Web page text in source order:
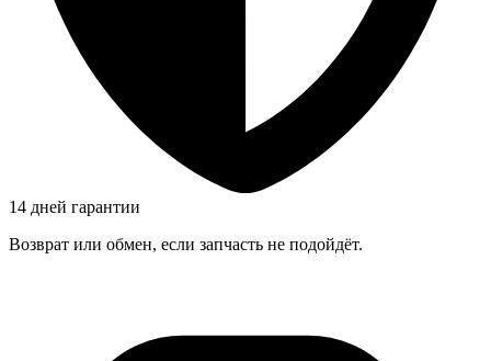
14 дней гарантии
Возврат или обмен, если запчасть не подойдёт.